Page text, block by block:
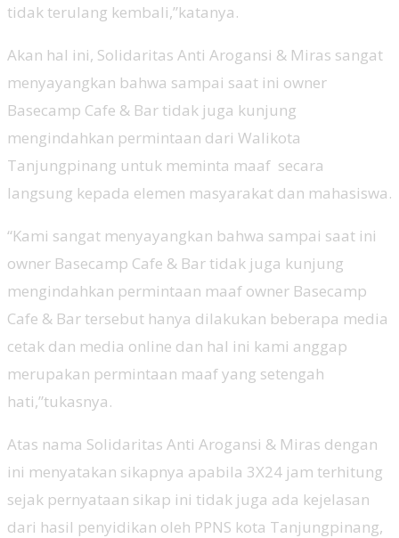
tidak terulang kembali,”katanya.
Akan hal ini, Solidaritas Anti Arogansi & Miras sangat
menyayangkan bahwa sampai saat ini owner
Basecamp Cafe & Bar tidak juga kunjung
mengindahkan permintaan dari Walikota
Tanjungpinang untuk meminta maaf secara
langsung kepada elemen masyarakat dan mahasiswa.
“Kami sangat menyayangkan bahwa sampai saat ini
owner Basecamp Cafe & Bar tidak juga kunjung
mengindahkan permintaan maaf owner Basecamp
Cafe & Bar tersebut hanya dilakukan beberapa media
cetak dan media online dan hal ini kami anggap
merupakan permintaan maaf yang setengah
hati,”tukasnya.
Atas nama Solidaritas Anti Arogansi & Miras dengan
ini menyatakan sikapnya apabila 3X24 jam terhitung
sejak pernyataan sikap ini tidak juga ada kejelasan
dari hasil penyidikan oleh PPNS kota Tanjungpinang,